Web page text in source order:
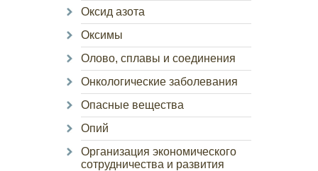
Оксид азота
Оксимы
Олово, сплавы и соединения
Онкологические заболевания
Опасные вещества
Опий
Организация экономического
сотрудничества и развития